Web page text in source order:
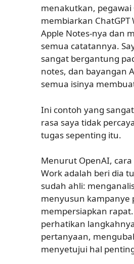
menakutkan, pegawai
membiarkan ChatGPT
Apple Notes-nya dan
semua catatannya.
sangat bergantung
notes, dan bayangan
semua isinya
Ini contoh yang
rasa saya tidak
tugas sepenting itu.
Menurut OpenAI,
Work adalah beri dia
sudah ahli:
menyusun kampanye
mempersiapkan
perhatikan
pertanyaan,
menyetujui hal